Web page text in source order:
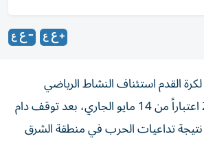
القدم استئناف النشاط الرياضي
لموسم 2025-2026 اعتباراً من 14 مايو الجاري، بعد توقف دام
تداعيات الحرب في منطقة الشرق